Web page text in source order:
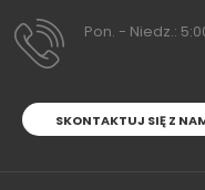
Pon. - Niedz.:
SKONTAKTUJ SIĘ Z